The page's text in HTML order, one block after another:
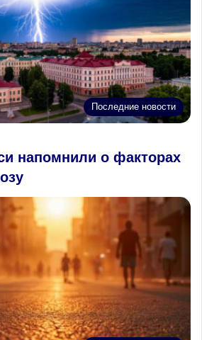
Последние новости
напомнили о факторах